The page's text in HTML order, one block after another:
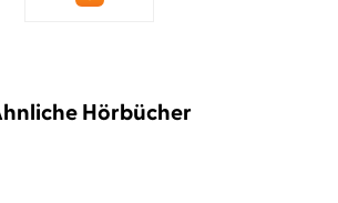
Hörbücher